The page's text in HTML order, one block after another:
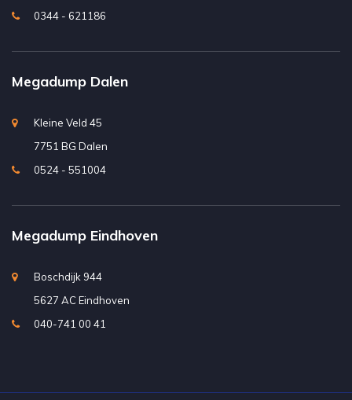
0344 - 621186
Megadump Dalen
Kleine Veld 45
7751 BG Dalen
0524 - 551004
Megadump Eindhoven
Boschdijk 944
5627 AC Eindhoven
040-741 00 41